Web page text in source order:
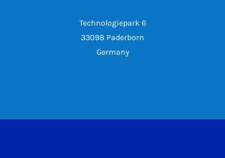
Technologiepark 6
33098 Paderborn
Germany